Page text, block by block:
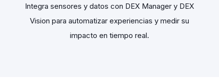
Integra sensores y datos con DEX Manager y DEX
Vision para automatizar experiencias y medir su
impacto en tiempo real.